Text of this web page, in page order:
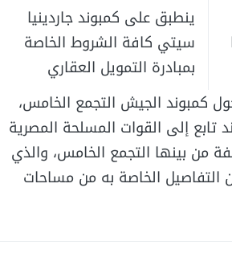
ينطبق على كمبوند جاردينيا
سيتي كافة الشروط الخاصة
بمبادرة التمويل العقاري
كمبوند الجيش التجمع الخامس،
تابع إلى القوات المسلحة المصرية
من بينها التجمع الخامس، والذي
التفاصيل الخاصة به من مساحات